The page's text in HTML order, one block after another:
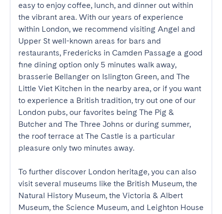
easy to enjoy coffee, lunch, and dinner out within
the vibrant area. With our years of experience
within London, we recommend visiting Angel and
Upper St well-known areas for bars and
restaurants, Fredericks in Camden Passage a good
fine dining option only 5 minutes walk away,
brasserie Bellanger on Islington Green, and The
Little Viet Kitchen in the nearby area, or if you want
to experience a British tradition, try out one of our
London pubs, our favorites being The Pig &
Butcher and The Three Johns or during summer,
the roof terrace at The Castle is a particular
pleasure only two minutes away.
To further discover London heritage, you can also
visit several museums like the British Museum, the
Natural History Museum, the Victoria & Albert
Museum, the Science Museum, and Leighton House